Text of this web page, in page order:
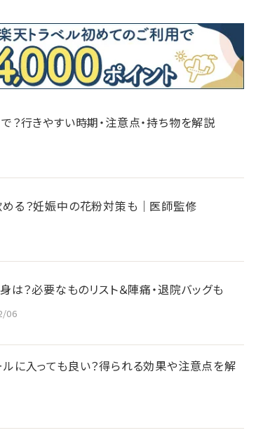
？行きやすい時期・注意点・持ち物を解説
る？妊娠中の花粉対策も｜医師監修
は？必要なものリスト＆陣痛・退院バッグも
06
に入っても良い？得られる効果や注意点を解